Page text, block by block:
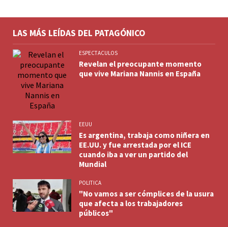
LAS MÁS LEÍDAS DEL PATAGÓNICO
ESPECTACULOS
Revelan el preocupante momento
que vive Mariana Nannis en España
EEUU
Es argentina, trabaja como niñera en
EE.UU. y fue arrestada por el ICE
cuando iba a ver un partido del
Mundial
POLITICA
"No vamos a ser cómplices de la usura
que afecta a los trabajadores
públicos"